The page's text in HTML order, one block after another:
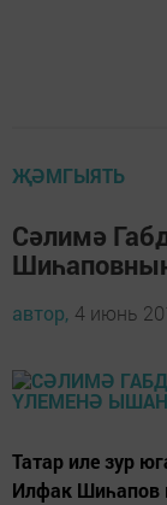
ҖӘМГЫЯТЬ
Сәлимә
автор, 4 июнь
Татар иле зур
Илфак Шиһапов